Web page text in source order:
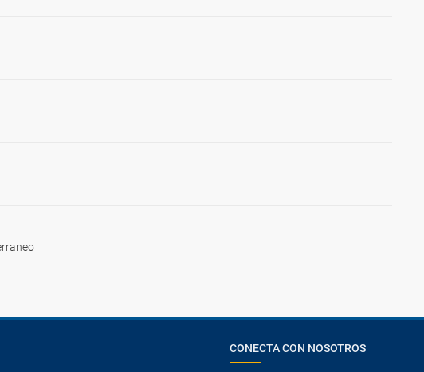
CONECTA CON NOSOTROS